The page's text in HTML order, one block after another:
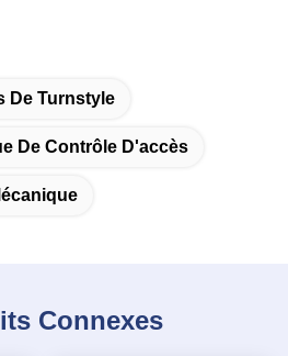
De Turnstyle
De Contrôle D'accès
Connexes